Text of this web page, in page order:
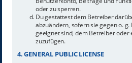
oder zu sperren.
Du gestattest dem Betreiber
abzuändern, sofern sie gegen o.
geeignet sind, dem Betreiber oder
zuzufügen.
4. GENERAL PUBLIC LICENSE